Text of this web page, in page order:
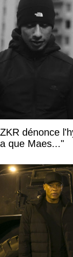
ZKR dénonce
a que Maes..."